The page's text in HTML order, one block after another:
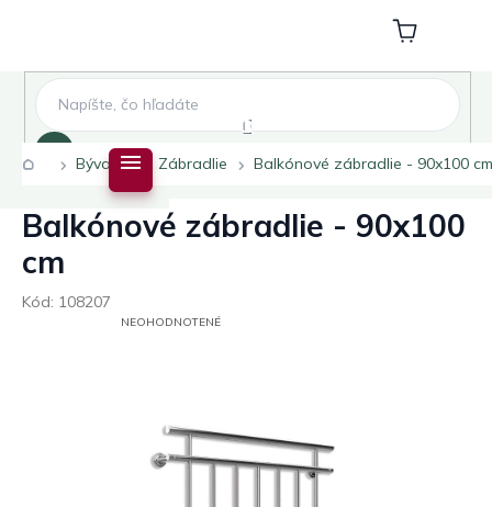
Nákupný
košík
Domov
Bývanie Zábradlie Balkónové zábradlie - 90x100 cm
Balkónové zábradlie - 90x100
cm
Kód: 108207
PRIEMERNÉNEOHODNOTENÉ